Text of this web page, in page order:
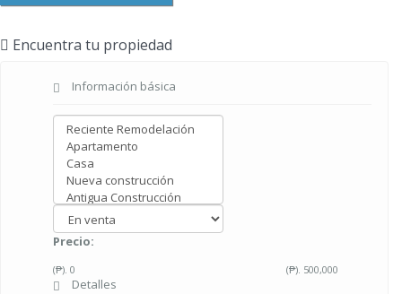
Encuentra tu propiedad
Información básica
Precio:
(₱). 0 (₱). 500,000
Detalles